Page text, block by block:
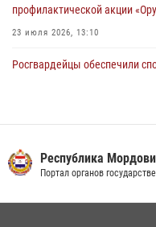
профилактической акции
23 июля 2026, 13:10
Росгвардейцы обеспечили
обеспечили безопасность на
регионального турнира до
Республика
Портал органов